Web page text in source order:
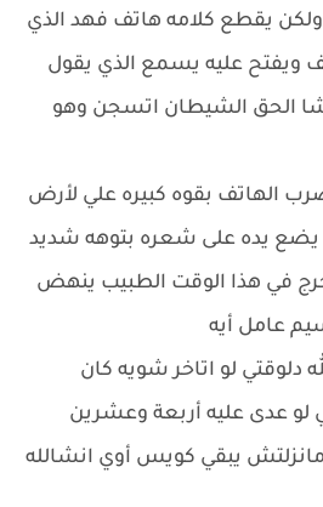
يقطع كلامه هاتف فهد الذي
ويفتح عليه يسمع الذي يقول
الحق الشيطان اتسجن وهو
الهاتف بقوه كبيره علي لأرض
يده على شعره بتوهه شديد
في هذا الوقت الطبيب ينهض
عامل أيه
دلوقتي لو اتاخر شويه كان
عدى عليه أربعة وعشرين
يبقي كويس أوي انشالله